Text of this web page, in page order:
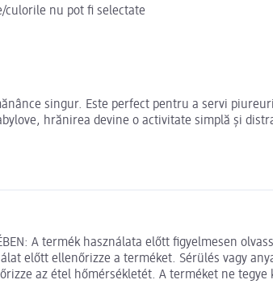
culorile nu pot fi selectate
singur. Este perfect pentru a servi
hrănirea devine o activitate simplă și
A termék használata előtt
előtt ellenőrizze a terméket. Sérülés vagy
az étel hőmérsékletét. A terméket ne